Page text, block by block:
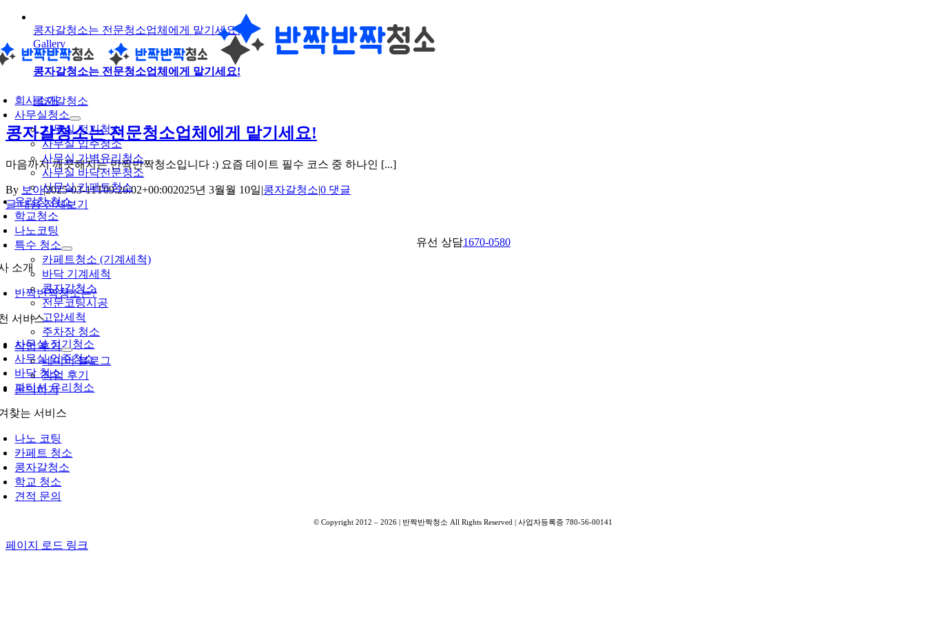
츠
로
뛰
기
회사소개
사무실청소
사무실 정기청소
사무실 입주청소
사무실 가벽유리청소
사무실 바닥전문청소
사무실 카페트청소
유리창 청소
학교청소
나노코팅
특수 청소
카페트청소 (기계세척)
바닥 기계세척
콩자갈청소
전문코팅시공
고압세척
주차장 청소
작업 후기
네이버 블로그
작업 후기
문의하기
콩자갈청소는 전문청소업체에게 맡기세요!
Gallery
콩자갈청소는 전문청소업체에게 맡기세요!
콩자갈청소
콩자갈청소는 전문청소업체에게 맡기세요!
마음까지 깨끗해지는 반짝반짝청소입니다 :) 요즘 데이트 필수 코스 중 하나인 [...]
By 보아|2025-03-11T09:26:02+00:002025년 3월월 10일|콩자갈청소|0 댓글
글 내용 전체보기
유선 상담1670-0580
소개
반짝반짝청소는?
서비스
사무실 정기청소
사무실 입주청소
바닥 청소
파티션 유리청소
찾는 서비스
나노 코팅
카페트 청소
콩자갈청소
학교 청소
견적 문의
© Copyright 2012 – 2026 | 반짝반짝청소 All Rights Reserved | 사업자등록증 780-56-00141
페이지 로드 링크